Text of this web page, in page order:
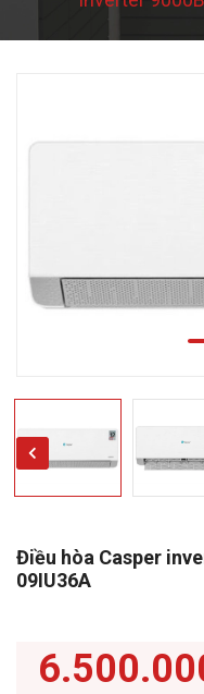
Điều hòa Casper
09IU36A